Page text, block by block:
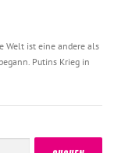
Welt ist eine andere als
Putins Krieg in